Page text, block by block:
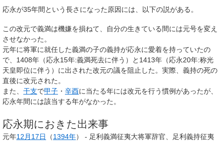
応永が35年間という長さになった原因には、以下の説がある。
この改元で義満は機嫌を損ねて、自分の生きている間には元号を変え
させなかった。
元年に将軍に就任した義満の子の義持が応永に愛着を持っていたの
で、1408年（応永15年:義満死去に伴う）と1413年（応永20年:称光
天皇即位に伴う）に出された改元の議を阻止した。実際、義持の死の
直後に改元された。
また、 干支で甲子 ・ 辛酉に当たる年には改元を行う慣例があったが、
応永年間には該当する年がなかった。
応永期におきた出来事
元年12月17日 （1394年） - 足利義満征夷大将軍辞官、足利義持征夷